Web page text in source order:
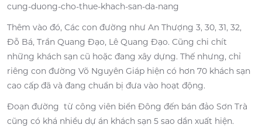
cung-duong-cho-thue-khach-san-da-nang
Thêm vào đó, Các con đường như An Thượng 3, 30, 31, 32,
Đỗ Bá, Trần Quang Đạo, Lê Quang Đạo. Cũng chi chít
những khách sạn cũ hoặc đang xây dựng. Thế nhưng, chỉ
riêng con đường Võ Nguyên Giáp hiện có hơn 70 khách sạn
cao cấp đã và đang chuẩn bị đưa vào hoạt động.
Đoạn đường từ công viên biển Đông đến bán đảo Sơn Trà
cũng có khá nhiều dự án khách sạn 5 sao dần xuất hiện.